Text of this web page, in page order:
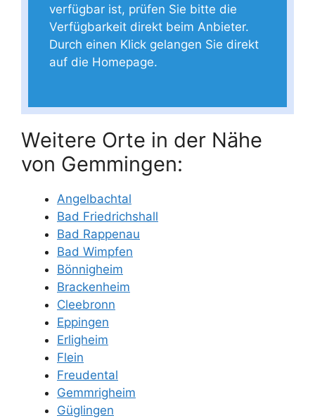
verfügbar ist, prüfen Sie bitte die
Verfügbarkeit direkt beim Anbieter.
Durch einen Klick gelangen Sie direkt
auf die Homepage.
Weitere Orte in der Nähe
von Gemmingen:
Angelbachtal
Bad Friedrichshall
Bad Rappenau
Bad Wimpfen
Bönnigheim
Brackenheim
Cleebronn
Eppingen
Erligheim
Flein
Freudental
Gemmrigheim
Güglingen